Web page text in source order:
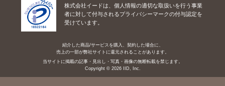
株式会社イードは、個人情報の適切な取扱いを行う事業
者に対して付与されるプライバシーマークの付与認定を
受けています。
紹介した商品/サービスを購入、契約した場合に、
売上の一部が弊社サイトに還元されることがあります。
当サイトに掲載の記事・見出し・写真・画像の無断転載を禁じます。
Copyright © 2026 IID, Inc.